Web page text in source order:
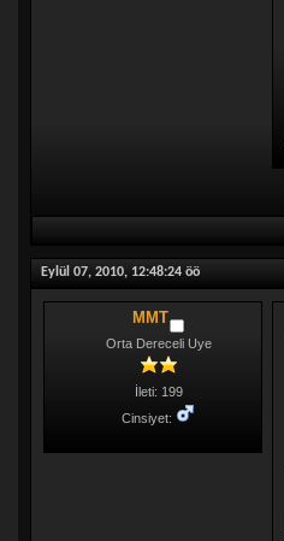
Eylül 07, 2010, 12:48:24 öö
MMT
Orta Dereceli Uye
İleti: 199
Cinsiyet: